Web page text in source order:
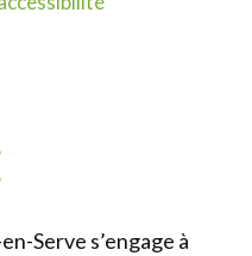
Serve s’engage à